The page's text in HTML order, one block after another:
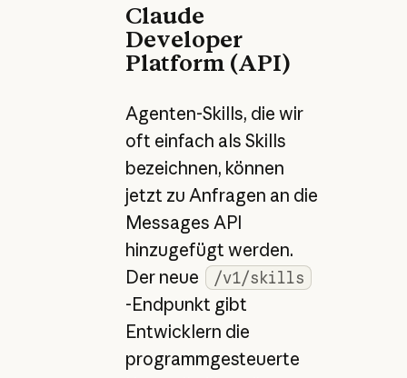
Claude
Developer
Platform (API)
Agenten-Skills, die wir
oft einfach als Skills
bezeichnen, können
jetzt zu Anfragen an die
Messages API
hinzugefügt werden.
Der neue
/v1/skills
-Endpunkt gibt
Entwicklern die
programmgesteuerte